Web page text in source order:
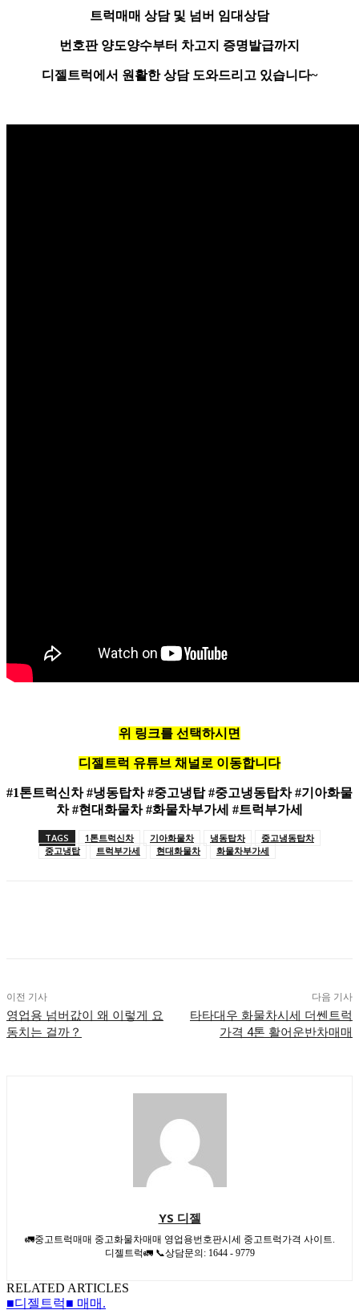
트럭매매 상담 및 넘버 임대상담
번호판 양도양수부터 차고지 증명발급까지
디젤트럭에서 원활한 상담 도와드리고 있습니다~
위 링크를 선택하시면
디젤트럭 유튜브 채널로 이동합니다
#1톤트럭신차 #냉동탑차 #중고냉탑 #중고냉동탑차 #기아화물
차 #현대화물차 #화물차부가세 #트럭부가세
TAGS 1톤트럭신차 기아화물차 냉동탑차
중고냉동탑차
중고냉탑
트럭부가세 현대화물차 화물차부가세
이전 기사
영업용 넘버값이 왜 이렇게 요
동치는 걸까？
다음 기사
타타대우 화물차시세 더쎈트럭
가격 4톤 활어운반차매매
YS 디젤
🚛중고트럭매매 중고화물차매매 영업용번호판시세 중고트럭가격 사이트.
디젤트럭🚛 📞상담문의: 1644 - 9779
RELATED ARTICLES
■디젤트럭■ 매매.